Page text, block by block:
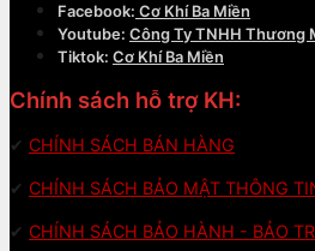
Facebook: Cơ Khí Ba Miền
Youtube: Công Ty TNHH Thương
Tiktok: Cơ Khí Ba Miền
Chính sách hỗ trợ KH:
✔ CHÍNH SÁCH BÁN HÀNG
✔ CHÍNH SÁCH BẢO MẬT THÔNG
✔ CHÍNH SÁCH BẢO HÀNH - BẢO